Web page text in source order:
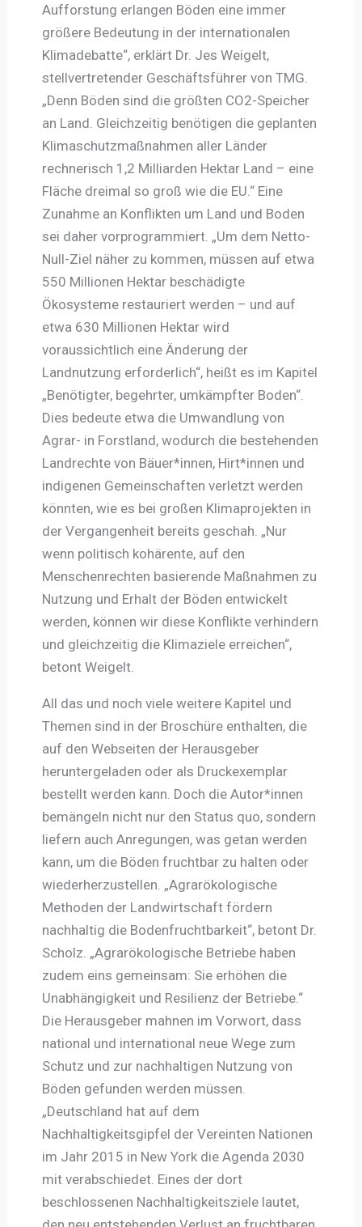
Aufforstung erlangen Böden eine immer
größere Bedeutung in der internationalen
Klimadebatte“, erklärt Dr. Jes Weigelt,
stellvertretender Geschäftsführer von TMG.
„Denn Böden sind die größten CO2-Speicher
an Land. Gleichzeitig benötigen die geplanten
Klimaschutzmaßnahmen aller Länder
rechnerisch 1,2 Milliarden Hektar Land – eine
Fläche dreimal so groß wie die EU.“ Eine
Zunahme an Konflikten um Land und Boden
sei daher vorprogrammiert. „Um dem Netto-
Null-Ziel näher zu kommen, müssen auf etwa
550 Millionen Hektar beschädigte
Ökosysteme restauriert werden – und auf
etwa 630 Millionen Hektar wird
voraussichtlich eine Änderung der
Landnutzung erforderlich“, heißt es im Kapitel
„Benötigter, begehrter, umkämpfter Boden“.
Dies bedeute etwa die Umwandlung von
Agrar- in Forstland, wodurch die bestehenden
Landrechte von Bäuer*innen, Hirt*innen und
indigenen Gemeinschaften verletzt werden
könnten, wie es bei großen Klimaprojekten in
der Vergangenheit bereits geschah. „Nur
wenn politisch kohärente, auf den
Menschenrechten basierende Maßnahmen zu
Nutzung und Erhalt der Böden entwickelt
werden, können wir diese Konflikte verhindern
und gleichzeitig die Klimaziele erreichen“,
betont Weigelt.
All das und noch viele weitere Kapitel und
Themen sind in der Broschüre enthalten, die
auf den Webseiten der Herausgeber
heruntergeladen oder als Druckexemplar
bestellt werden kann. Doch die Autor*innen
bemängeln nicht nur den Status quo, sondern
liefern auch Anregungen, was getan werden
kann, um die Böden fruchtbar zu halten oder
wiederherzustellen. „Agrarökologische
Methoden der Landwirtschaft fördern
nachhaltig die Bodenfruchtbarkeit“, betont Dr.
Scholz. „Agrarökologische Betriebe haben
zudem eins gemeinsam: Sie erhöhen die
Unabhängigkeit und Resilienz der Betriebe.“
Die Herausgeber mahnen im Vorwort, dass
national und international neue Wege zum
Schutz und zur nachhaltigen Nutzung von
Böden gefunden werden müssen.
„Deutschland hat auf dem
Nachhaltigkeitsgipfel der Vereinten Nationen
im Jahr 2015 in New York die Agenda 2030
mit verabschiedet. Eines der dort
beschlossenen Nachhaltigkeitsziele lautet,